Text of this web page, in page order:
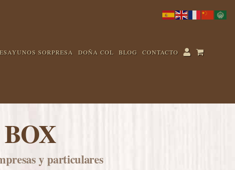
SORPRESA DOÑA COL BLOG CONTACTO
y particulares